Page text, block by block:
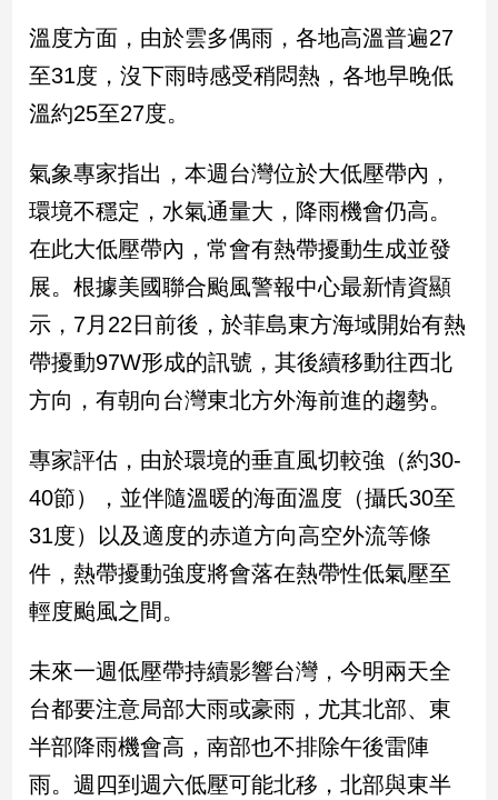
病
專
區
南
台
灣
觀
南
台
灣
點
娛
樂
娛
聞
流
行/
時
尚
溫度方面，由於雲多偶雨，各地高溫普遍27
至31度，沒下雨時感受稍悶熱，各地早晚低
溫約25至27度。
氣象專家指出，本週台灣位於大低壓帶內，
環境不穩定，水氣通量大，降雨機會仍高。
在此大低壓帶內，常會有熱帶擾動生成並發
展。根據美國聯合颱風警報中心最新情資顯
示，7月22日前後，於菲島東方海域開始有熱
帶擾動97W形成的訊號，其後續移動往西北
方向，有朝向台灣東北方外海前進的趨勢。
專家評估，由於環境的垂直風切較強（約30-
40節），並伴隨溫暖的海面溫度（攝氏30至
31度）以及適度的赤道方向高空外流等條
件，熱帶擾動強度將會落在熱帶性低氣壓至
輕度颱風之間。
未來一週低壓帶持續影響台灣，今明兩天全
台都要注意局部大雨或豪雨，尤其北部、東
半部降雨機會高，南部也不排除午後雷陣
雨。週四到週六低壓可能北移，北部與東半